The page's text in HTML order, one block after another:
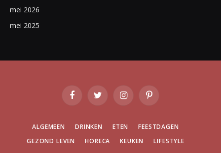
mei 2026
mei 2025
FacebookTwitter InstagramPinterest
ALGEMEEN DRINKEN ETEN
FEESTDAGEN
GEZOND LEVEN
HORECA KEUKEN
LIFESTYLE